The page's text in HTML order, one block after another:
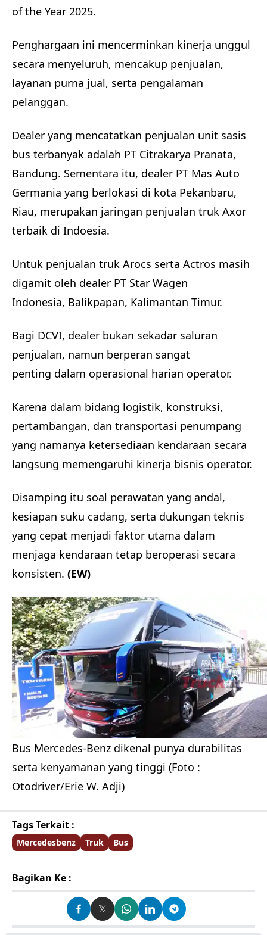
of the Year 2025.
Penghargaan ini mencerminkan kinerja unggul
secara menyeluruh, mencakup penjualan,
layanan purna jual, serta pengalaman
pelanggan.
Dealer yang mencatatkan penjualan unit sasis
bus terbanyak adalah PT Citrakarya Pranata,
Bandung. Sementara itu, dealer PT Mas Auto
Germania yang berlokasi di kota Pekanbaru,
Riau, merupakan jaringan penjualan truk Axor
terbaik di Indoesia.
Untuk penjualan truk Arocs serta Actros masih
digamit oleh dealer PT Star Wagen
Indonesia, Balikpapan, Kalimantan Timur.
Bagi DCVI, dealer bukan sekadar saluran
penjualan, namun berperan sangat
penting dalam operasional harian operator.
Karena dalam bidang logistik, konstruksi,
pertambangan, dan transportasi penumpang
yang namanya ketersediaan kendaraan secara
langsung memengaruhi kinerja bisnis operator.
Disamping itu soal perawatan yang andal,
kesiapan suku cadang, serta dukungan teknis
yang cepat menjadi faktor utama dalam
menjaga kendaraan tetap beroperasi secara
konsisten. (EW)
Bus Mercedes-Benz dikenal punya durabilitas
serta kenyamanan yang tinggi (Foto :
Otodriver/Erie W. Adji)
Tags Terkait :
Mercedesbenz Truk Bus
Bagikan Ke :